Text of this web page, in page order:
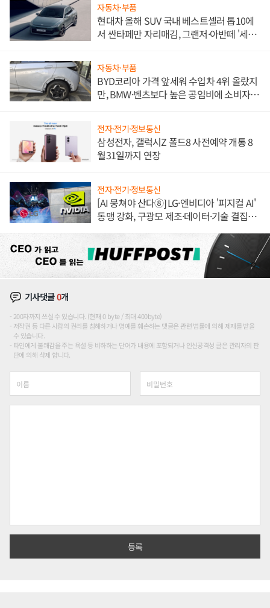
자동차·부품
현대차 올해 SUV 국내 베스트셀러 톱10에
서 싼타페만 자리매김, 그랜저·아반떼 '세단
자동차·부품
BYD코리아 가격 앞세워 수입차 4위 올랐지
만, BMW·벤츠보다 높은 공임비에 소비자
전자·전기·정보통신
삼성전자, 갤럭시Z 폴드8 사전예약 개통 8
월31일까지 연장
전자·전기·정보통신
[AI 뭉쳐야 산다⑧] LG·엔비디아 '피지컬 AI'
동맹 강화, 구광모 제조·데이터·기술 결집
기사댓글0개
200자까지 쓰실 수 있습니다. (현재 0 byte / 최대 400byte)
저작권 등 다른 사람의 권리를 침해하거나 명예를 훼손하는 댓글은 관련 법률에 의해 제재를 받을
수 있습니다.
타인에게 불쾌감을 주는 욕설 등 비하하는 단어가 내용에 포함되거나 인신공격성 글은 관리자의 판
단에 의해 삭제 합니다.